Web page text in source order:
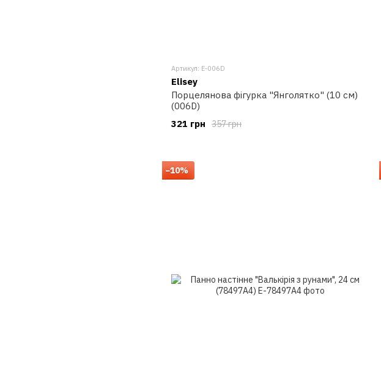
Артикул: E-006D
Elisey
Порцелянова фігурка "Янголятко" (10 см)
(006D)
357 грн
321 грн
−10%